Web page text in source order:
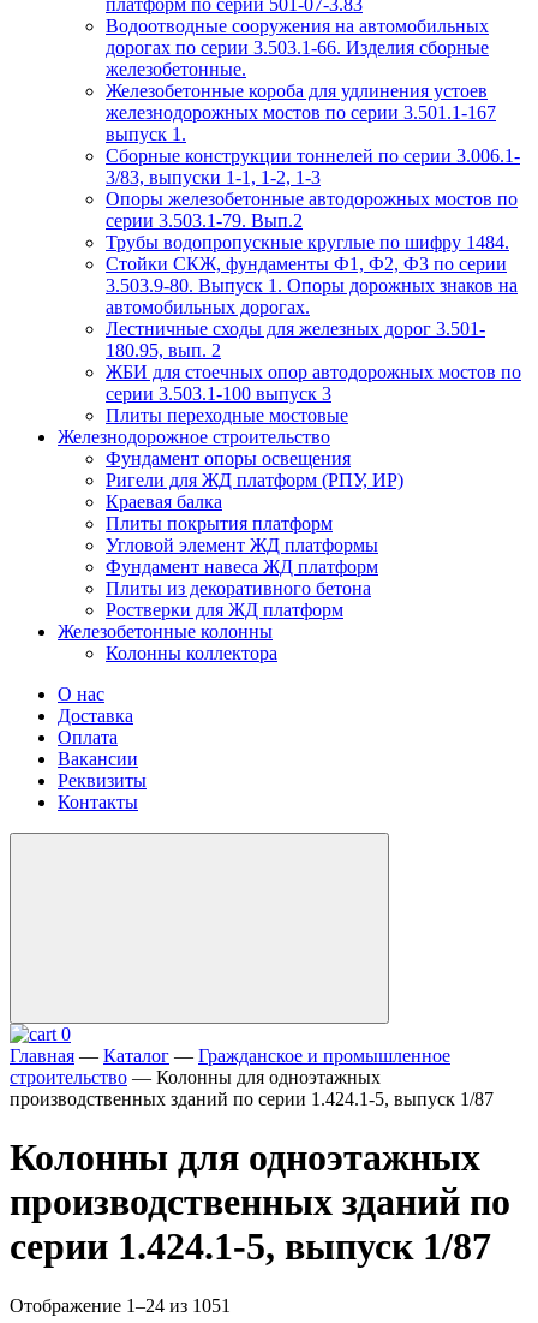
платформ по серии 501-07-3.83
Водоотводные сооружения на автомобильных
дорогах по серии 3.503.1-66. Изделия сборные
железобетонные.
Железобетонные короба для удлинения устоев
железнодорожных мостов по серии 3.501.1-167
выпуск 1.
Сборные конструкции тоннелей по серии 3.006.1-
3/83, выпуски 1-1, 1-2, 1-3
Опоры железобетонные автодорожных мостов по
серии 3.503.1-79. Вып.2
Трубы водопропускные круглые по шифру 1484.
Стойки СКЖ, фундаменты Ф1, Ф2, Ф3 по серии
3.503.9-80. Выпуск 1. Опоры дорожных знаков на
автомобильных дорогах.
Лестничные сходы для железных дорог 3.501-
180.95, вып. 2
ЖБИ для стоечных опор автодорожных мостов по
серии 3.503.1-100 выпуск 3
Плиты переходные мостовые
Железнодорожное строительство
Фундамент опоры освещения
Ригели для ЖД платформ (РПУ, ИР)
Краевая балка
Плиты покрытия платформ
Угловой элемент ЖД платформы
Фундамент навеса ЖД платформ
Плиты из декоративного бетона
Ростверки для ЖД платформ
Железобетонные колонны
Колонны коллектора
О нас
Доставка
Оплата
Вакансии
Реквизиты
Контакты
0
Главная — Каталог — Гражданское и промышленное
строительство — Колонны для одноэтажных
производственных зданий по серии 1.424.1-5, выпуск 1/87
Колонны для одноэтажных
производственных зданий по
серии 1.424.1-5, выпуск 1/87
Отображение 1–24 из 1051